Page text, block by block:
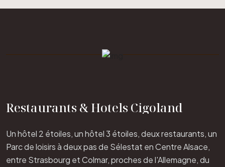
Restaurants & Hotels Cigoland
Un hôtel 2 étoiles, un hôtel 3 étoiles, deux restaurants, un
Parc de loisirs à deux pas de Sélestat en Centre Alsace,
entre Strasbourg et Colmar, proches de l'Allemagne, du